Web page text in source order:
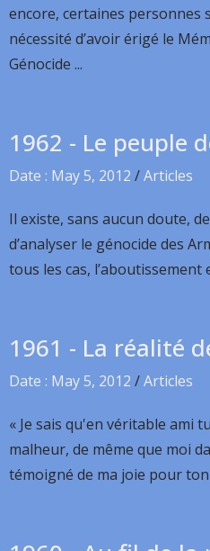
encore, certaines personnes
nécessité d’avoir érigé le
Génocide ...
1962 - Le peuple
Date : May 5, 2012 /Articles
Il existe, sans aucun doute,
d’analyser le génocide des
tous les cas, l’aboutissement
1961 - La réalité
Date : May 5, 2012 /Articles
« Je sais qu'en véritable ami
malheur, de même que moi
témoigné de ma joie pour ton